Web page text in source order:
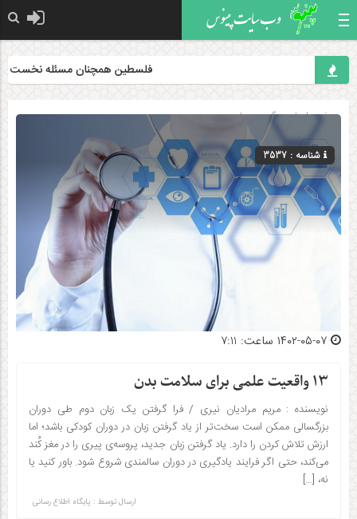
فلسطین همچنان مسئله نخست جهان
صفحه اصلی» گروه »علمی
شناسه : 3537
۱۳ واقعیت علمی برای سلامت بدن
نویسنده : مریم مرادیان نیری / فرا گرفتن یک زبان دوم طی دوران
بزرگسالی ممکن است سخت‌تر از یاد گرفتن زبان در دوران کودکی باشد؛ اما
ارزش تلاش کردن را دارد. یاد گرفتن زبان جدید، پروسه‌ی پیری را در مغز کُند
می‌کند، حتی اگر فرایند یادگیری در دوران سالمندی شروع شود. باور کنید یا
نه، […]
ارسال توسط : پایگاه اطلاع رسانی